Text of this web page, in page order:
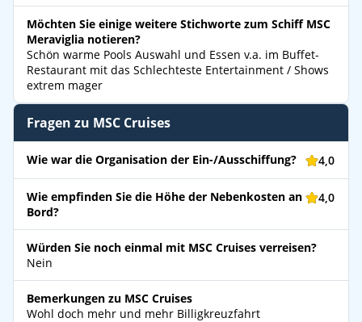
Möchten Sie einige weitere Stichworte zum Schiff MSC
Meraviglia notieren?
Schön warme Pools Auswahl und Essen v.a. im Buffet-
Restaurant mit das Schlechteste Entertainment / Shows
extrem mager
Fragen zu MSC Cruises
Wie war die Organisation der Ein-/Ausschiffung? 4,0
Wie empfinden Sie die Höhe der Nebenkosten an
Bord?
4,0
Würden Sie noch einmal mit MSC Cruises verreisen?
Nein
Bemerkungen zu MSC Cruises
Wohl doch mehr und mehr Billigkreuzfahrt